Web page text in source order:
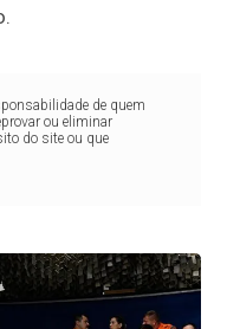
de quem
ou eliminar
do site ou que